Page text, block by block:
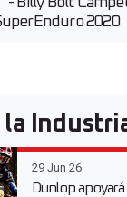
2020
la
29 Jun 26
Dunlop